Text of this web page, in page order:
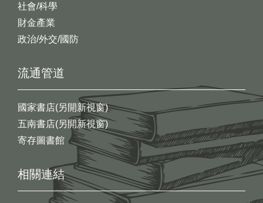
社會/科學
財金產業
政治/外交/國防
流通管道
國家書店(另開新視窗)
五南書店(另開新視窗)
寄存圖書館
相關連結